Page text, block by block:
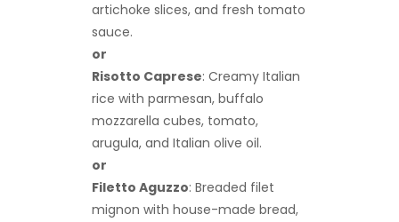
artichoke slices, and fresh tomato
sauce.
or
Risotto Caprese: Creamy Italian
rice with parmesan, buffalo
mozzarella cubes, tomato,
arugula, and Italian olive oil.
or
Filetto Aguzzo: Breaded filet
mignon with house-made bread,